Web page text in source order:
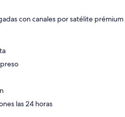
con canales por satélite prémium
las 24 horas